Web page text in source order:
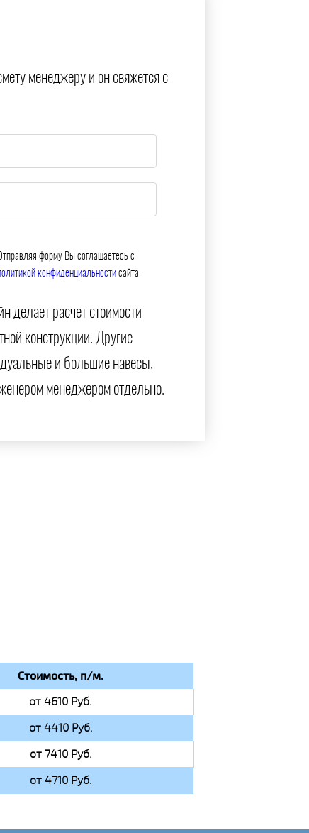
менеджеру и он свяжется с
форму Вы соглашаетесь с
конфиденциальностисайта.
делает расчет стоимости
конструкции. Другие
и большие навесы,
менеджером отдельно.
Стоимость, п/м.
от 4610 Руб.
от 4410 Руб.
от 7410 Руб.
от 4710 Руб.